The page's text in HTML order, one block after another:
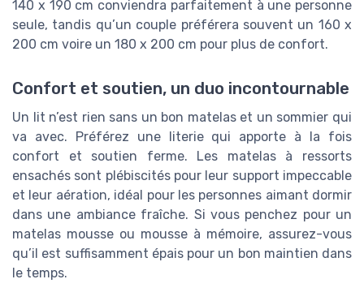
140 x 190 cm conviendra parfaitement à une personne
seule, tandis qu’un couple préférera souvent un 160 x
200 cm voire un 180 x 200 cm pour plus de confort.
Confort et soutien, un duo incontournable
Un lit n’est rien sans un bon matelas et un sommier qui
va avec. Préférez une literie qui apporte à la fois
confort et soutien ferme. Les matelas à ressorts
ensachés sont plébiscités pour leur support impeccable
et leur aération, idéal pour les personnes aimant dormir
dans une ambiance fraîche. Si vous penchez pour un
matelas mousse ou mousse à mémoire, assurez-vous
qu’il est suffisamment épais pour un bon maintien dans
le temps.